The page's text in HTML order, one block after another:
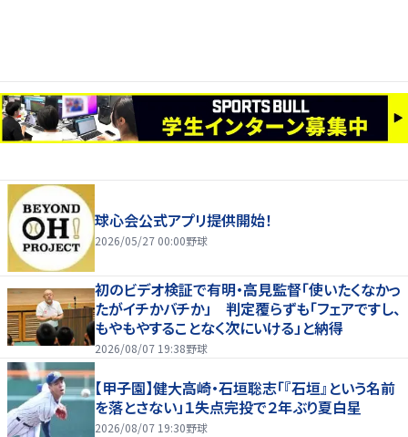
球心会公式アプリ提供開始！
2026/05/27 00:00野球
初のビデオ検証で有明・高見監督「使いたくなかっ
たがイチかバチか」 判定覆らずも「フェアですし、
もやもやすることなく次にいける」と納得
2026/08/07 19:38野球
【甲子園】健大高崎・石垣聡志「『石垣』という名前
を落とさない」１失点完投で２年ぶり夏白星
2026/08/07 19:30野球